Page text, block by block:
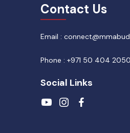
Contact Us
Email :
Phone : +971 50 404 2050
Social Links